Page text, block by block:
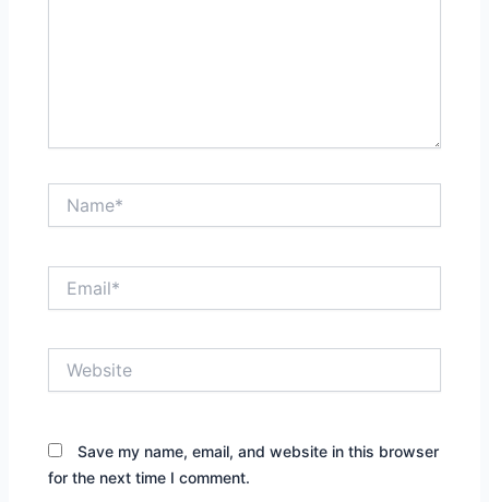
Save my name, email, and website in this browser
for the next time I comment.